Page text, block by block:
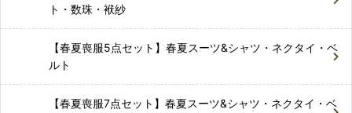
ト・数珠・袱紗
【春夏喪服5点セット】春夏スーツ&シャツ・ネクタイ・ベ
ルト
【春夏喪服7点セット】春夏スーツ&シャツ・ネクタイ・ベ